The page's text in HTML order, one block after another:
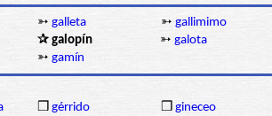
➳ galleta ➳ gallimimo
✰ galopín ➳ galota
➳ gamín
❒ gérrido ❒ gineceo